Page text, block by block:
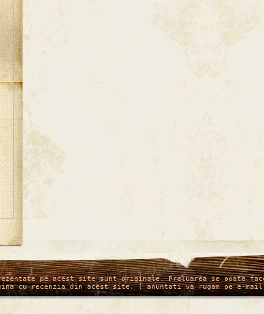
pe acest site sunt originale. Preluarea se poate
cu recenzia din acest site. ( anuntati va rugam pe e-